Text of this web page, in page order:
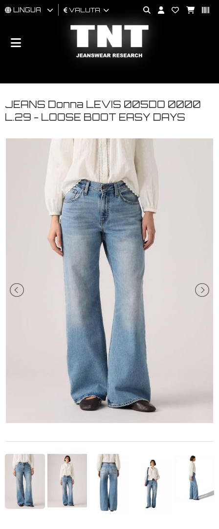
UOMO
BRAND
LINGUA VALUTA
JEANS Donna LEVIS 005DO 0000
L.29 - LOOSE BOOT EASY DAYS